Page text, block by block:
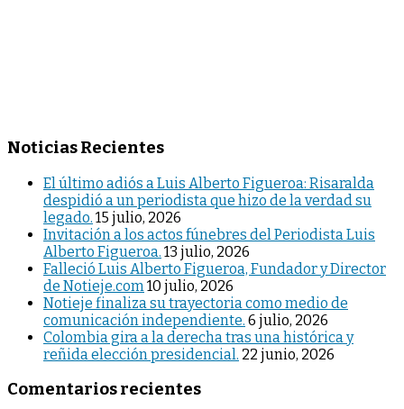
Noticias Recientes
El último adiós a Luis Alberto Figueroa: Risaralda
despidió a un periodista que hizo de la verdad su
legado. 15 julio, 2026
Invitación a los actos fúnebres del Periodista Luis
Alberto Figueroa. 13 julio, 2026
Falleció Luis Alberto Figueroa, Fundador y Director
de Notieje.com 10 julio, 2026
Notieje finaliza su trayectoria como medio de
comunicación independiente. 6 julio, 2026
Colombia gira a la derecha tras una histórica y
reñida elección presidencial. 22 junio, 2026
Comentarios recientes